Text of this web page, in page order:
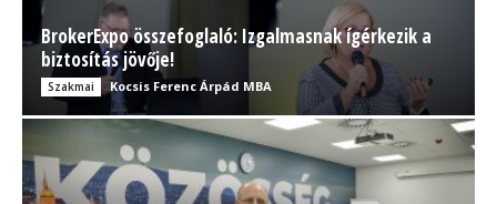
BrokerExpo összefoglaló: Izgalmasnak ígérkezik a
biztosítás jövője!
Szakmai Kocsis Ferenc Árpád MBA